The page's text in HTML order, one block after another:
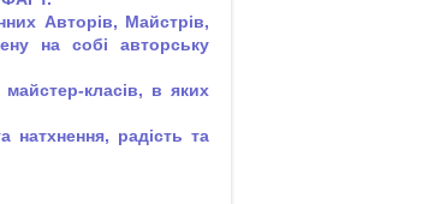
Авторів, Майстрів,
на собі авторську
класів, в яких
натхнення, радість та